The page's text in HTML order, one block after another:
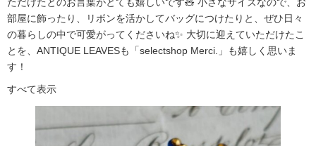
部屋に飾ったり、リボンを活かしてバッグにつけたりと、ぜひ日々
の暮らしの中で可愛がってくださいね✨ 大切に迎えていただけたこ
とを、ANTIQUE LEAVESも「selectshop Merci.」も嬉しく思いま
す！
すべて表示